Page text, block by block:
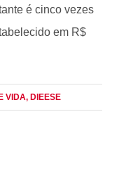
é cinco vezes
em R$
VIDA, DIEESE